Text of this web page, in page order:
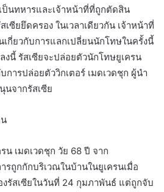
ป็นทหารและเจ้าหน้าที่ที่ถูกตัดสิน
ซียยึดครอง ในเวลาเดียวกัน เจ้าหน้าที่
เกี่ยวกับการแลกเปลี่ยนนักโทษในครั้งนี้
งนี้ รัสเซียจะปล่อยตัวนักโทษยูเครน
ารปล่อยตัววิกเตอร์ เมดเวดชุก ผู้นำ
นจากรัสเซีย
น เมดเวดชุก วัย 68 ปี จาก
ถูกกักบริเวณในบ้านในยูเครนเมื่อ
รัสเซียในวันที่ 24 กุมภาพันธ์ แต่ถูกจับ